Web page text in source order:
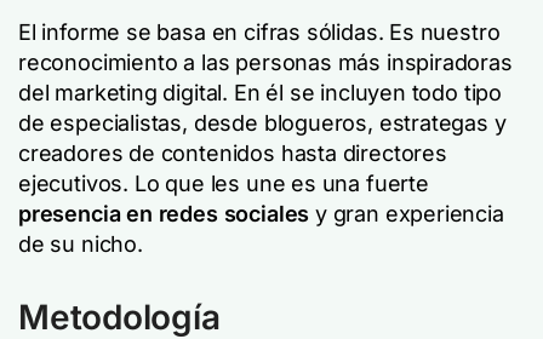
El informe se basa en cifras sólidas. Es nuestro
reconocimiento a las personas más inspiradoras
del marketing digital. En él se incluyen todo tipo
de especialistas, desde blogueros, estrategas y
creadores de contenidos hasta directores
ejecutivos. Lo que les une es una fuerte
presencia en redes sociales y gran experiencia
de su nicho.
Metodología